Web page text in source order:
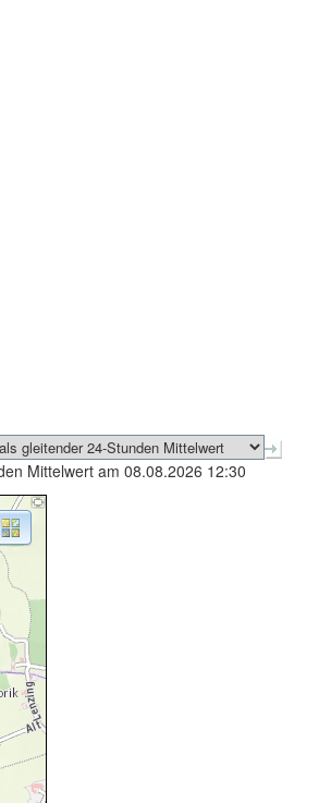
Mittelwert am 08.08.2026 12:30